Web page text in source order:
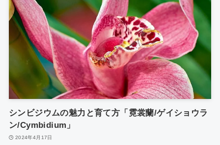
シンビジウムの魅力と育て方「霓裳蘭/ゲイショウラ
ン/Cymbidium」
2024年4月17日